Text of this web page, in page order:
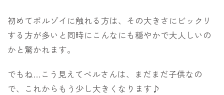
初めてボルゾイに触れる方は、その大きさにビックリ
する方が多いと同時にこんなにも穏やかで大人しいの
かと驚かれます。
でもね…こう見えてベルさんは、まだまだ子供なの
で、これからもう少し大きくなります♪